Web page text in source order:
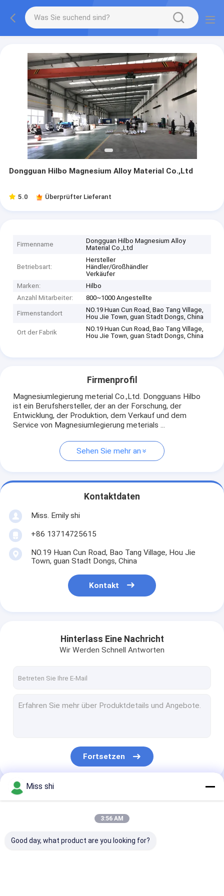
Dongguan Hilbo Magnesium Alloy Material Co.,Ltd
5.0 Überprüfter Lieferant
Firmenname
Dongguan Hilbo Magnesium Alloy
Material Co.,Ltd
Betriebsart:
Hersteller
Händler/Großhändler
Verkäufer
Marken:
Hilbo
Anzahl Mitarbeiter:
800~1000 Angestellte
Firmenstandort
NO.19 Huan Cun Road, Bao Tang Village,
Hou Jie Town, guan Stadt Dongs, China
Ort der Fabrik
NO.19 Huan Cun Road, Bao Tang Village,
Hou Jie Town, guan Stadt Dongs, China
Firmenprofil
Magnesiumlegierung meterial Co.,Ltd. Dongguans Hilbo
ist ein Berufshersteller, der an der Forschung, der
Entwicklung, der Produktion, dem Verkauf und dem
Service von Magnesiumlegierung meterials ...
Sehen Sie mehr an
Kontaktdaten
Miss. Emily shi
+86 13714725615
NO.19 Huan Cun Road, Bao Tang Village, Hou Jie
Town, guan Stadt Dongs, China
Kontakt
Hinterlass Eine Nachricht
Wir Werden Schnell Antworten
Fortsetzen
Unsere Kategorien
Miss shi
3:56 AM
Good day, what product are you looking for?